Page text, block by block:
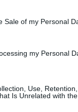
Sale of my Personal
my Personal
Use,
Is Unrelated with
CLICCA
una
un